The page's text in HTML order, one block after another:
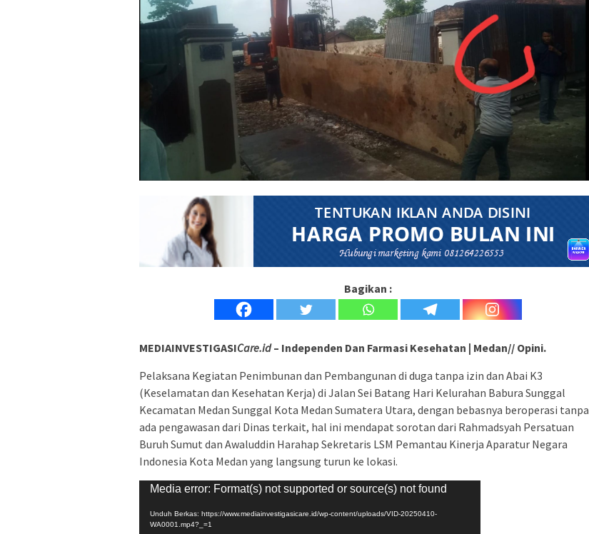
Bagikan :
MEDIAINVESTIGASICare.id– Independen Dan Farmasi Kesehatan | Medan// Opini.
Pelaksana Kegiatan Penimbunan dan Pembangunan di duga tanpa izin dan Abai K3
(Keselamatan dan Kesehatan Kerja) di Jalan Sei Batang Hari Kelurahan Babura Sunggal
Kecamatan Medan Sunggal Kota Medan Sumatera Utara, dengan bebasnya beroperasi tanpa
ada pengawasan dari Dinas terkait, hal ini mendapat sorotan dari Rahmadsyah Persatuan
Buruh Sumut dan Awaluddin Harahap Sekretaris LSM Pemantau Kinerja Aparatur Negara
Indonesia Kota Medan yang langsung turun ke lokasi.
Pemutar
Media error: Format(s) not supported or source(s) not found
Unduh Berkas: https://www.mediainvestigasicare.id/wp-content/uploads/VID-20250410-
WA0001.mp4?_=1